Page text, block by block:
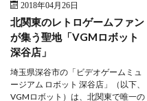
2018年04月26日
北関東のレトロゲームファン
が集う聖地「VGMロボット
深谷店」
埼玉県深谷市の「ビデオゲームミュ
ージアム ロボット 深谷店」（以下、
VGMロボット）は、北関東で唯一の